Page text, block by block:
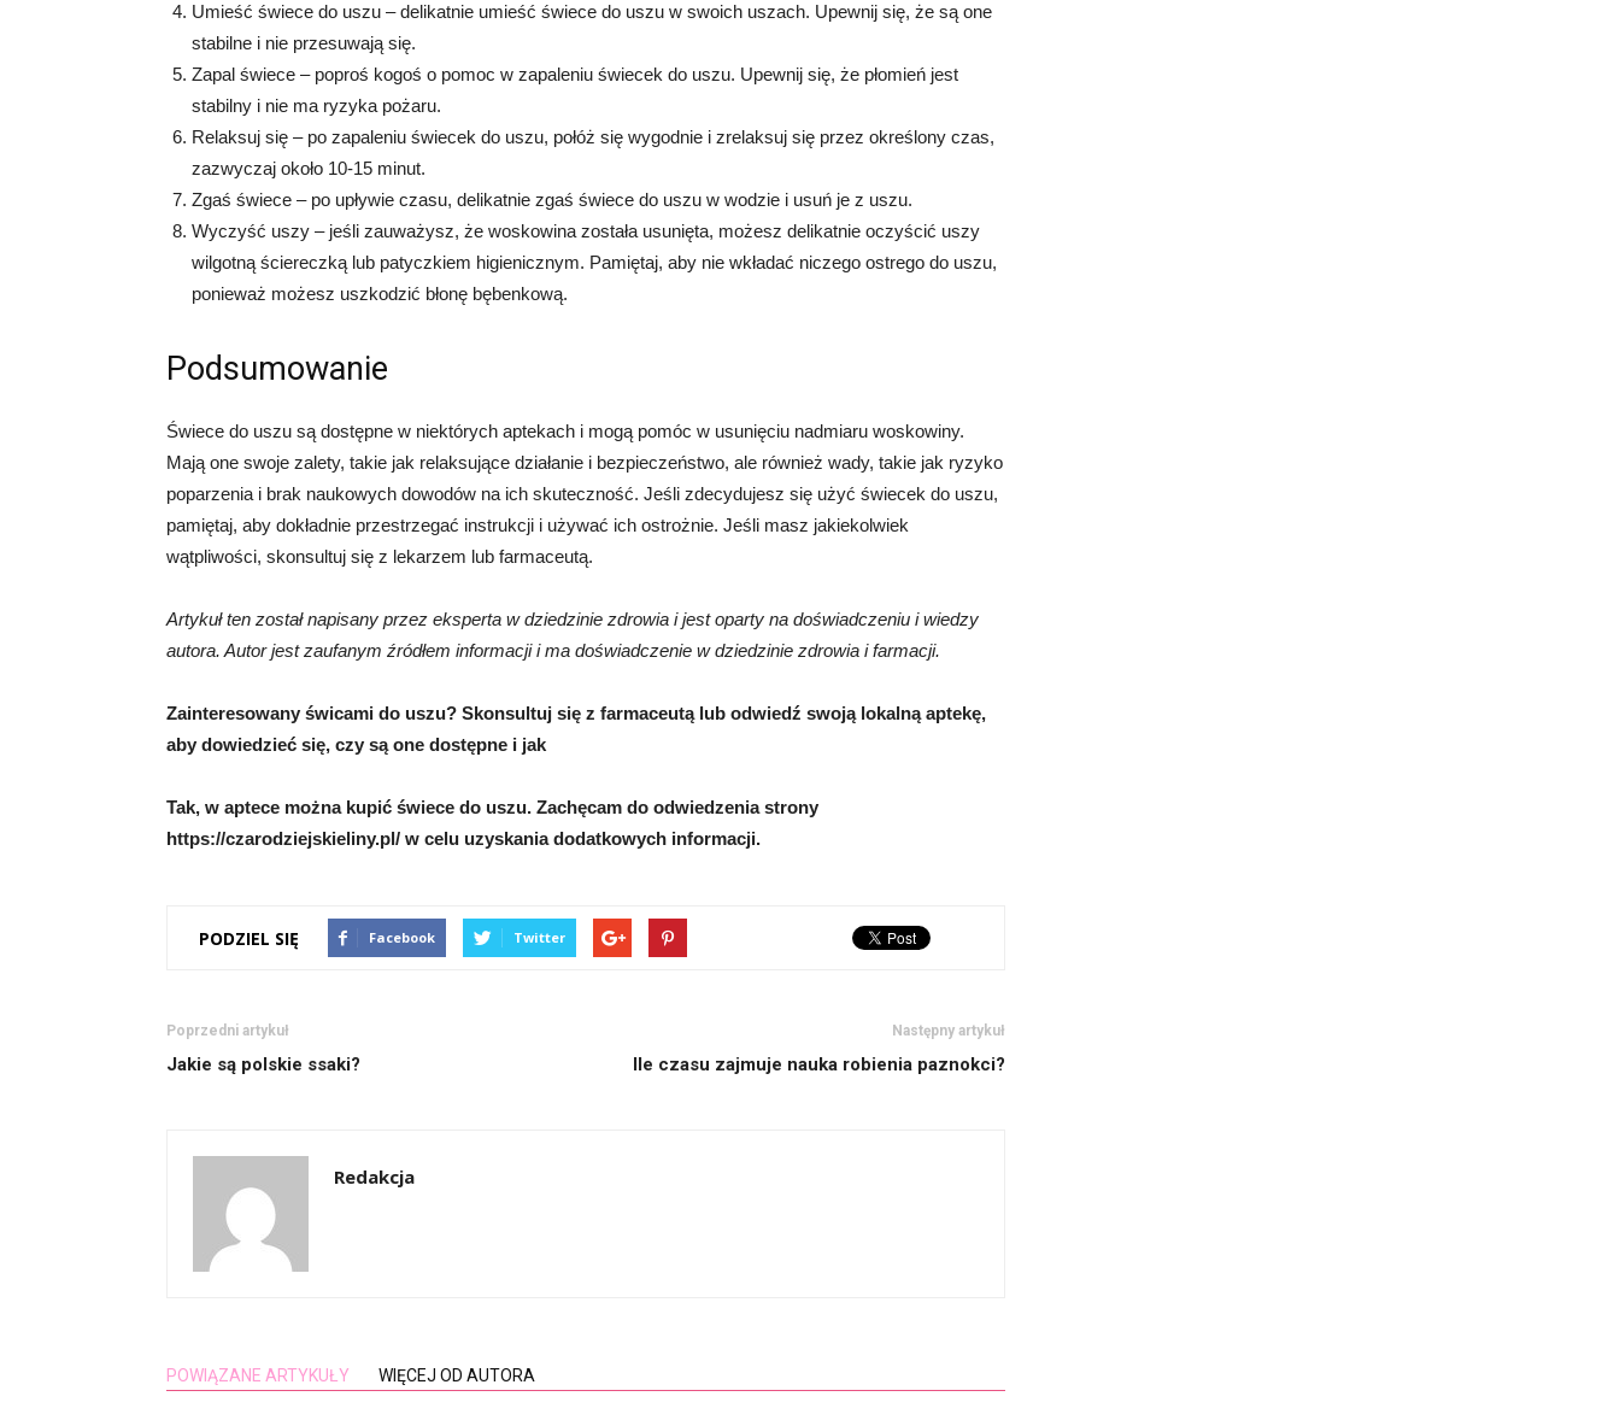
Umieść świece do uszu – delikatnie umieść świece do uszu w swoich uszach. Upewnij się, że są one
stabilne i nie przesuwają się.
Zapal świece – poproś kogoś o pomoc w zapaleniu świecek do uszu. Upewnij się, że płomień jest
stabilny i nie ma ryzyka pożaru.
Relaksuj się – po zapaleniu świecek do uszu, połóż się wygodnie i zrelaksuj się przez określony czas,
zazwyczaj około 10-15 minut.
Zgaś świece – po upływie czasu, delikatnie zgaś świece do uszu w wodzie i usuń je z uszu.
Wyczyść uszy – jeśli zauważysz, że woskowina została usunięta, możesz delikatnie oczyścić uszy
wilgotną ściereczką lub patyczkiem higienicznym. Pamiętaj, aby nie wkładać niczego ostrego do uszu,
ponieważ możesz uszkodzić błonę bębenkową.
Podsumowanie
Świece do uszu są dostępne w niektórych aptekach i mogą pomóc w usunięciu nadmiaru woskowiny.
Mają one swoje zalety, takie jak relaksujące działanie i bezpieczeństwo, ale również wady, takie jak ryzyko
poparzenia i brak naukowych dowodów na ich skuteczność. Jeśli zdecydujesz się użyć świecek do uszu,
pamiętaj, aby dokładnie przestrzegać instrukcji i używać ich ostrożnie. Jeśli masz jakiekolwiek
wątpliwości, skonsultuj się z lekarzem lub farmaceutą.
Artykuł ten został napisany przez eksperta w dziedzinie zdrowia i jest oparty na doświadczeniu i wiedzy
autora. Autor jest zaufanym źródłem informacji i ma doświadczenie w dziedzinie zdrowia i farmacji.
Zainteresowany świcami do uszu? Skonsultuj się z farmaceutą lub odwiedź swoją lokalną aptekę,
aby dowiedzieć się, czy są one dostępne i jak
Tak, w aptece można kupić świece do uszu. Zachęcam do odwiedzenia strony
https://czarodziejskieliny.pl/ w celu uzyskania dodatkowych informacji.
PODZIEL SIĘ Facebook Twitter
Poprzedni artykuł
Jakie są polskie ssaki?
Następny artykuł
Ile czasu zajmuje nauka robienia paznokci?
Redakcja
POWIĄZANE ARTYKUŁY WIĘCEJ OD AUTORA